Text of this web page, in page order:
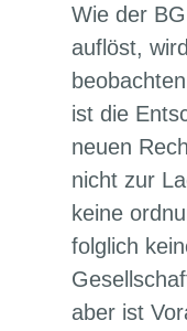
Wie der
auflöst,
ist die
neuen
nicht zur
keine
folglich
aber ist